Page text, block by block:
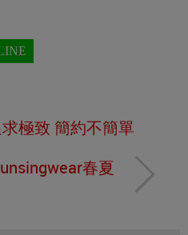
極致 簡約不簡單
春夏